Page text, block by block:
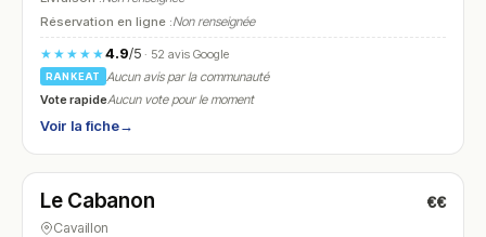
Réservation en ligne :Non renseignée
★★★★★4.9/5· 52 avis Google
RANKEAT
Aucun avis par la communauté
Vote rapideAucun vote pour le moment
Voir la fiche→
N° 6
Le Cabanon €€
Cavaillon